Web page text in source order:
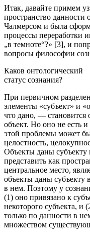
Итак, давайте примем
пространство
Чалмерсом и была
процессы переработки
„в темноте“?» [3], и
вопросы философии
Каков онтологический
статус сознания?
При первичном
элементы «субъект» и
что дано, — становится
объект. Но оно не есть
этой проблемы может
целостность,
Объекты даны
представить как
центральное место,
объекты даны субъекту
в нем. Поэтому у
(1) оно привязано к
некоторого субъекта, и
только по данности в
множеством